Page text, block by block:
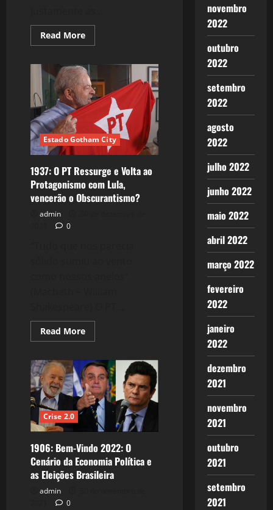
Read MoreRead
more
Derrotar
o
Ultraliberalismo
passa
por
eleger
Lula?
Estado Gotham City
1937: O PT Ressurge e Volta ao
Protagonismo com Lula,
vencerão o Obscurantismo?
admin
0
Read MoreRead
more
O
PT
Ressurge
e
Volta
ao
Protagonismo
com
Lula,
vencerão
o
Obscurantismo?
Crise 2.0
1906: Bem-Vindo 2022: O
Cenário da Economia Política e
as Eleições Brasileira
admin
0
novembro
2022
outubro
2022
setembro
2022
agosto
2022
julho 2022
junho 2022
maio 2022
abril 2022
março 2022
fevereiro
2022
janeiro
2022
dezembro
2021
novembro
2021
outubro
2021
setembro
2021